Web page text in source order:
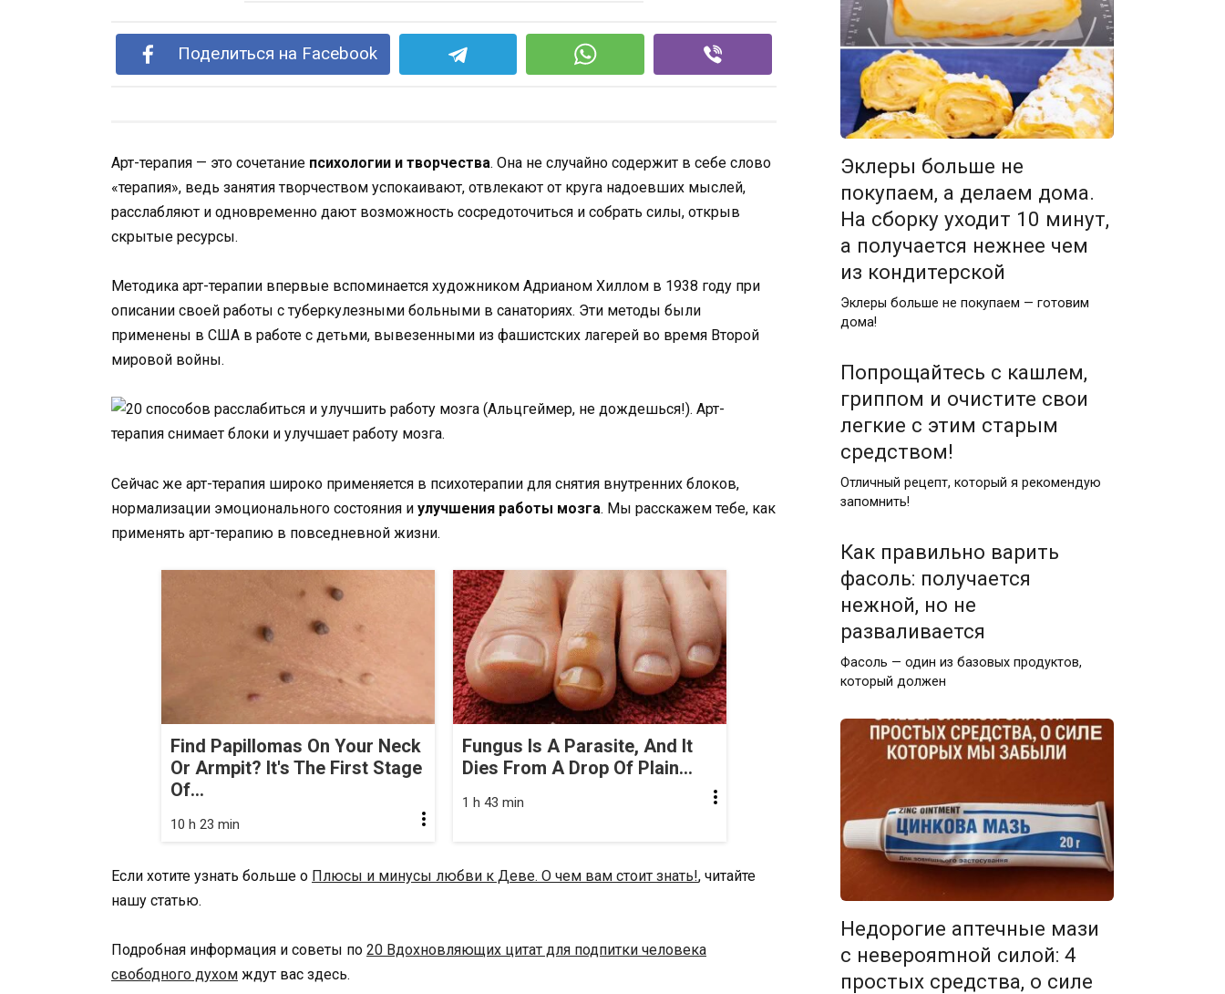
Поделиться на Facebook
Арт-терапия — это сочетание психологии и творчества. Она не случайно содержит в себе слово
«терапия», ведь занятия творчеством успокаивают, отвлекают от круга надоевших мыслей,
расслабляют и одновременно дают возможность сосредоточиться и собрать силы, открыв
скрытые ресурсы.
Методика арт-терапии впервые вспоминается художником Адрианом Хиллом в 1938 году при
описании своей работы с туберкулезными больными в санаториях. Эти методы были
применены в США в работе с детьми, вывезенными из фашистских лагерей во время Второй
мировой войны.
Сейчас же арт-терапия широко применяется в психотерапии для снятия внутренних блоков,
нормализации эмоционального состояния и улучшения работы мозга. Мы расскажем тебе, как
применять арт-терапию в повседневной жизни.
Find Papillomas On Your Neck
Or Armpit? It's The First Stage
Of...
10 h 23 min
Fungus Is A Parasite, And It
Dies From A Drop Of Plain...
1 h 43 min
Если хотите узнать больше о Плюсы и минусы любви к Деве. О чем вам стоит знать!, читайте
нашу статью.
Подробная информация и советы по 20 Вдохновляющих цитат для подпитки человека
свободного духом ждут вас здесь.
Эклеры больше не
покупаем, а делаем дома.
На сборку уходит 10 минут,
а получается нежнее чем
из кондитерской
Эклеры больше не покупаем — готовим
дома!
Попрощайтесь с кашлем,
гриппом и очистите свои
легкие с этим старым
средством!
Отличный рецепт, который я рекомендую
запомнить!
Как правильно варить
фасоль: получается
нежной, но не
разваливается
Фасоль — один из базовых продуктов,
который должен
Недорогие аптечные мази
с неверояmной силой: 4
простых средства, о силе